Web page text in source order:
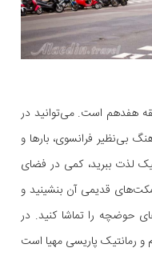
هفدهم است. می‌توانید در
بی‌نظیر فرانسوی، بارها و
لذت ببرید، کمی در فضای
قدیمی آن بنشینید و
حوضچه را تماشا کنید. در
رمانتیک پاریسی مهیا است